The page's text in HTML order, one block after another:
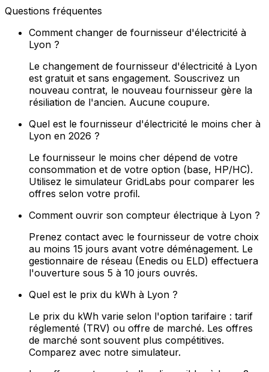
Questions fréquentes
Comment changer de fournisseur d'électricité à
Lyon ?
Le changement de fournisseur d'électricité à Lyon
est gratuit et sans engagement. Souscrivez un
nouveau contrat, le nouveau fournisseur gère la
résiliation de l'ancien. Aucune coupure.
Quel est le fournisseur d'électricité le moins cher à
Lyon en 2026 ?
Le fournisseur le moins cher dépend de votre
consommation et de votre option (base, HP/HC).
Utilisez le simulateur GridLabs pour comparer les
offres selon votre profil.
Comment ouvrir son compteur électrique à Lyon ?
Prenez contact avec le fournisseur de votre choix
au moins 15 jours avant votre déménagement. Le
gestionnaire de réseau (Enedis ou ELD) effectuera
l'ouverture sous 5 à 10 jours ouvrés.
Quel est le prix du kWh à Lyon ?
Le prix du kWh varie selon l'option tarifaire : tarif
réglementé (TRV) ou offre de marché. Les offres
de marché sont souvent plus compétitives.
Comparez avec notre simulateur.